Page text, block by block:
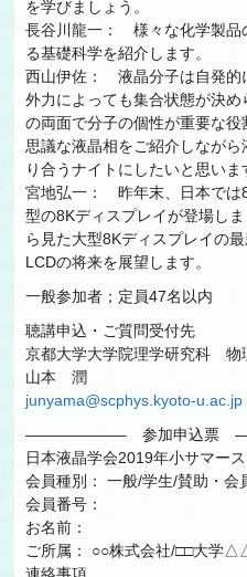
を学びましょう。
長谷川龍一： 様々な化学製品
る基礎科学を紹介します。
西山伊佐： 液晶分子は自発的
外力によっても集合状態が決
の両面で分子の個性が重要な
思議な液晶相をご紹介しなが
り合うナイトにしたいと思いま
宮地弘一： 昨年末、日本では
型の8Kディスプレイが登場し
ら見た大型8Kディスプレイの
LCDの将来を展望します。
一般参加者；定員47名以内
聴講申込・ご質問受付先
京都大学大学院理学研究科 物
山本 潤
junyama@scphys.kyoto-u.ac.jp
——————– 参加申込
日本液晶学会2019年小サマー
会員種別： 一般/学生/賛助・
会員番号：
お名前：
ご所属： ○○株式会社/□□大